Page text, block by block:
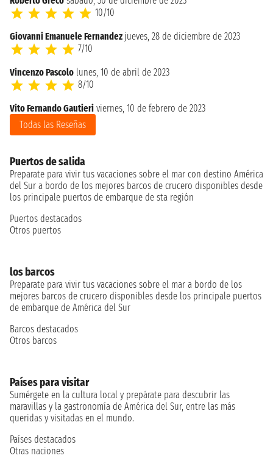
10/10
Giovanni Emanuele Fernandez jueves, 28 de diciembre de 2023
7/10
Vincenzo Pascolo lunes, 10 de abril de 2023
8/10
Vito Fernando Gautieri viernes, 10 de febrero de 2023
Todas las Reseñas
Puertos de salida
Preparate para vivir tus vacaciones sobre el mar con destino América
del Sur a bordo de los mejores barcos de crucero disponibles desde
los principale puertos de embarque de sta región
Puertos destacados
Otros puertos
los barcos
Preparate para vivir tus vacaciones sobre el mar a bordo de los
mejores barcos de crucero disponibles desde los principale puertos
de embarque de América del Sur
Barcos destacados
Otros barcos
Países para visitar
Sumérgete en la cultura local y prepárate para descubrir las
maravillas y la gastronomía de América del Sur, entre las más
queridas y visitadas en el mundo.
Países destacados
Otras naciones